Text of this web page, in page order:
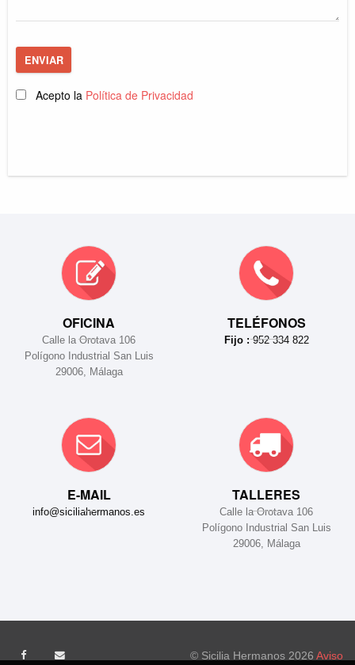
ENVIAR
Acepto la Política de Privacidad
OFICINA
Calle la Orotava 106
Polígono Industrial San Luis
29006, Málaga
TELÉFONOS
Fijo :952 334 822
E-MAIL
info@siciliahermanos.es
TALLERES
Calle la Orotava 106
Polígono Industrial San Luis
29006, Málaga
© Sicilia Hermanos 2026 Aviso